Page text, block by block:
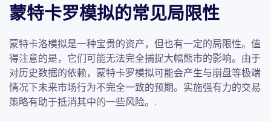
蒙特卡罗模拟的常见局限性
蒙特卡洛模拟是一种宝贵的资产，但也有一定的局限性。值
得注意的是，它们可能无法完全捕捉大幅熊市的影响。由于
对历史数据的依赖，蒙特卡罗模拟可能会产生与崩盘等极端
情况下未来市场行为不完全一致的预期。实施强有力的交易
策略有助于抵消其中的一些风险。.